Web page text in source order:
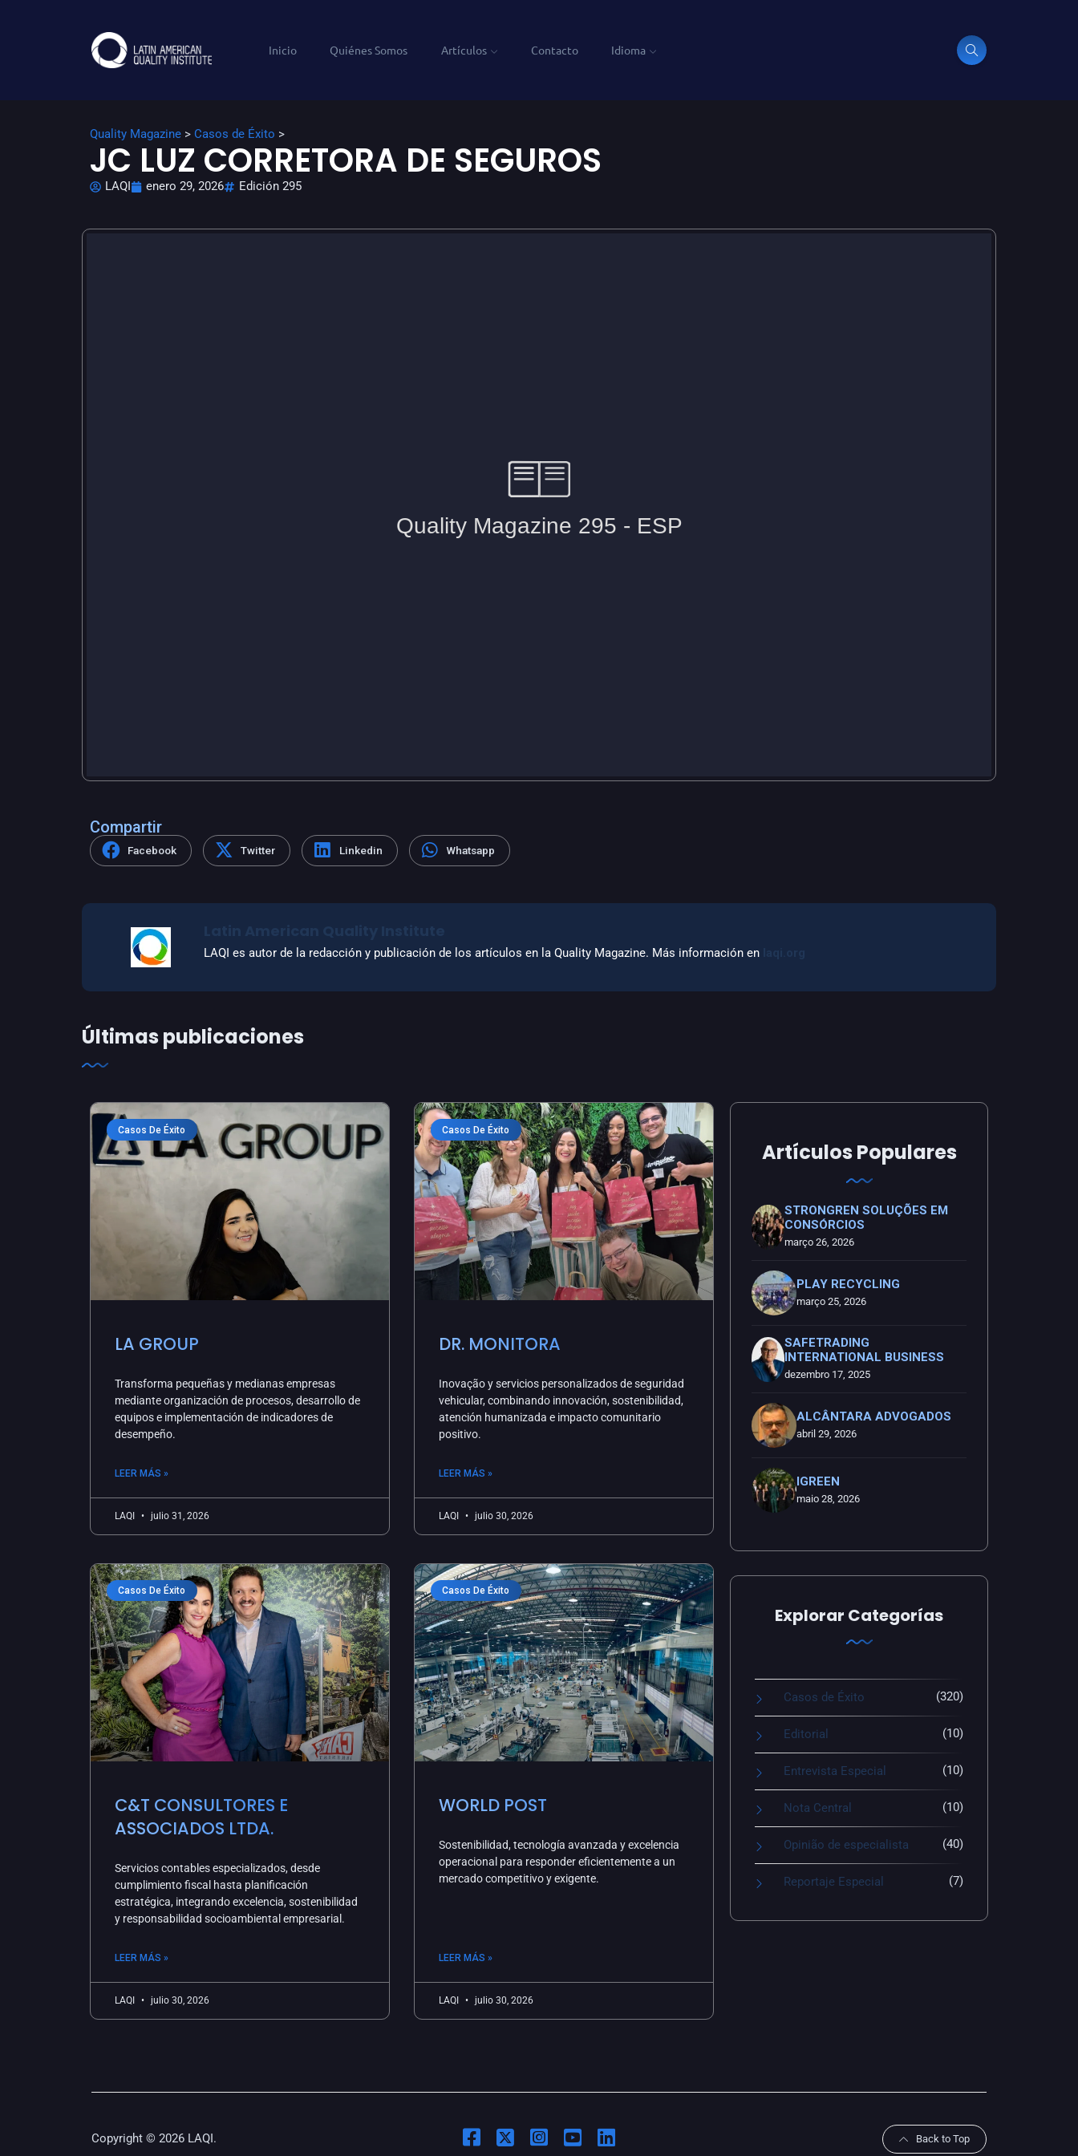
Inicio Quiénes Somos Artículos Contacto Idioma
Quality Magazine > Casos de Éxito >
JC LUZ CORRETORA DE SEGUROS
LAQI enero 29, 2026 Edición 295
Compartir
Facebook Twitter Linkedin Whatsapp
LAQI es autor de la redacción y publicación de los artículos en la Quality Magazine. Más información en
Últimas publicaciones
Casos De Éxito
LA GROUP
Transforma pequeñas y medianas empresas
mediante organización de procesos, desarrollo de
equipos e implementación de indicadores de
desempeño.
LEER MÁS »
LAQI julio 31, 2026
Casos De Éxito
DR. MONITORA
Inovação y servicios personalizados de seguridad
vehicular, combinando innovación, sostenibilidad,
atención humanizada e impacto comunitario
positivo.
LEER MÁS »
LAQI julio 30, 2026
Casos De Éxito
C&T CONSULTORES E
ASSOCIADOS LTDA.
Servicios contables especializados, desde
cumplimiento fiscal hasta planificación
estratégica, integrando excelencia, sostenibilidad
y responsabilidad socioambiental empresarial.
LEER MÁS »
LAQI julio 30, 2026
Casos De Éxito
WORLD POST
Sostenibilidad, tecnología avanzada y excelencia
operacional para responder eficientemente a un
mercado competitivo y exigente.
LEER MÁS »
LAQI julio 30, 2026
Artículos Populares
STRONGREN SOLUÇÕES EM
CONSÓRCIOS
março 26, 2026
PLAY RECYCLING
março 25, 2026
SAFETRADING
INTERNATIONAL BUSINESS
dezembro 17, 2025
ALCÂNTARA ADVOGADOS
abril 29, 2026
IGREEN
maio 28, 2026
Explorar Categorías
Casos de Éxito (320)
Editorial (10)
Entrevista Especial (10)
Nota Central (10)
Opinião de especialista (40)
Reportaje Especial (7)
Copyright © 2026 LAQI. Back to Top